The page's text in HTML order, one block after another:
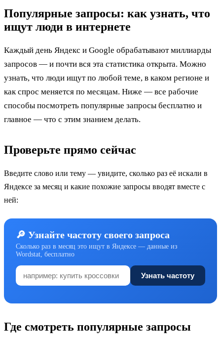
Популярные запросы: как узнать, что
ищут люди в интернете
Каждый день Яндекс и Google обрабатывают миллиарды
запросов — и почти вся эта статистика открыта. Можно
узнать, что люди ищут по любой теме, в каком регионе и
как спрос меняется по месяцам. Ниже — все рабочие
способы посмотреть популярные запросы бесплатно и
главное — что с этим знанием делать.
Проверьте прямо сейчас
Введите слово или тему — увидите, сколько раз её искали в
Яндексе за месяц и какие похожие запросы вводят вместе с
ней:
🔎 Узнайте частоту своего запроса
Сколько раз в месяц это ищут в Яндексе — данные из
Wordstat, бесплатно
Узнать частоту
Где смотреть популярные запросы